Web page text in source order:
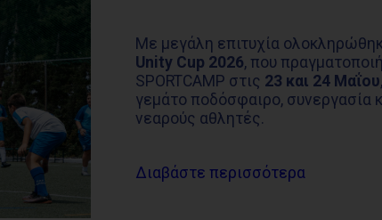
Με μεγάλη επιτυχία
Unity Cup 2026, που
SPORTCAMP στις 23 και 24 Μαΐου
γεμάτο ποδόσφαιρο, συνεργασία
νεαρούς αθλητές.
Διαβάστε περισσότερα